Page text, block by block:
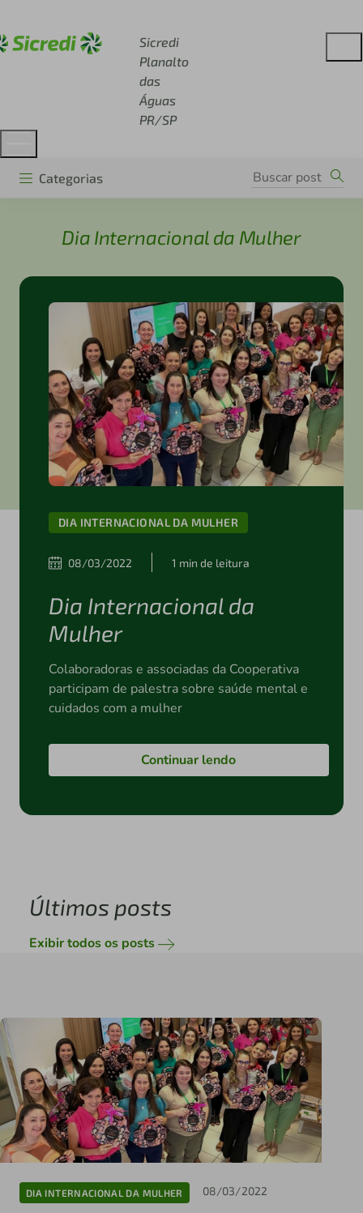
Sicredi
Planalto
das
Águas
PR/SP
Categorias
Dia Internacional da Mulher
DIA INTERNACIONAL DA MULHER
08/03/2022 1 min de leitura
Dia Internacional da
Mulher
Colaboradoras e associadas da Cooperativa
participam de palestra sobre saúde mental e
cuidados com a mulher
Continuar lendo
Últimos posts
Exibir todos os posts
DIA INTERNACIONAL DA MULHER 08/03/2022